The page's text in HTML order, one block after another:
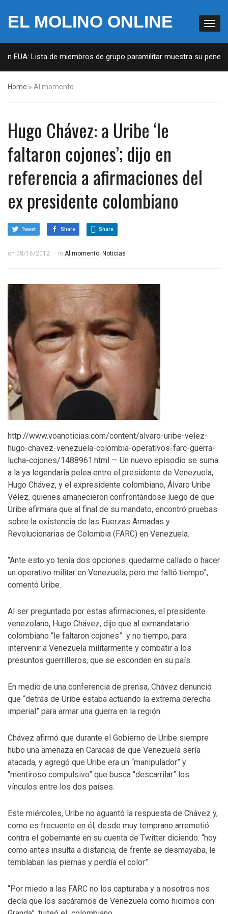
EL MOLINO ONLINE
EUA: Lista de miembros de grupo paramilitar muestra su
Home » Al momento
Hugo Chávez: a Uribe ‘le
faltaron cojones’; dijo en
referencia a afirmaciones del
ex presidente colombiano
Tweet Share Share
on 08/16/2012 in Al momento, Noticias
http://www.voanoticias.com/content/alvaro-uribe-velez-
hugo-chavez-venezuela-colombia-operativos-farc-guerra-
lucha-cojones/1488961.html — Un nuevo episodio se suma
a la ya legendaria pelea entre el presidente de Venezuela,
Hugo Chávez, y el expresidente colombiano, Álvaro Uribe
Vélez, quienes amanecieron confrontándose luego de que
Uribe afirmara que al final de su mandato, encontró pruebas
sobre la existencia de las Fuerzas Armadas y
Revolucionarias de Colombia (FARC) en Venezuela.
“Ante esto yo tenía dos opciones: quedarme callado o hacer
un operativo militar en Venezuela, pero me faltó tiempo”,
comentó Uribe.
Al ser preguntado por estas afirmaciones, el presidente
venezolano, Hugo Chávez, dijo que al exmandatario
colombiano “le faltaron cojones” y no tiempo, para
intervenir a Venezuela militarmente y combatir a los
presuntos guerrilleros, que se esconden en su país.
En medio de una conferencia de prensa, Chávez denunció
que “detrás de Uribe estaba actuando la extrema derecha
imperial” para armar una guerra en la región.
Chávez afirmó que durante el Gobierno de Uribe siempre
hubo una amenaza en Caracas de que Venezuela sería
atacada, y agregó que Uribe era un “manipulador” y
“mentiroso compulsivo” que busca “descarrilar” los
vínculos entre los dos países.
Este miércoles, Uribe no aguantó la respuesta de Chávez y,
como es frecuente en él, desde muy temprano arremetió
contra el gobernante en su cuenta de Twitter diciendo: “hoy
como antes insulta a distancia, de frente se desmayaba, le
temblaban las piernas y perdía el color”.
“Por miedo a las FARC no los capturaba y a nosotros nos
decía que los sacáramos de Venezuela como hicimos con